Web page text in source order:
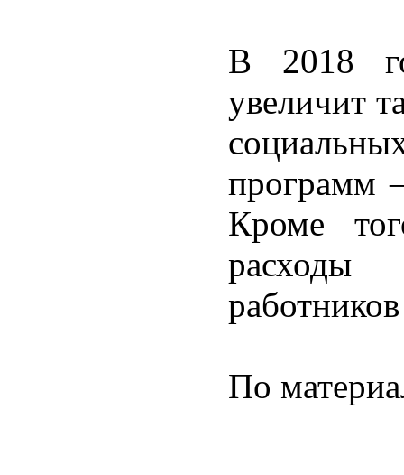
В 2018
увеличит
программ
Кроме
расходы
По